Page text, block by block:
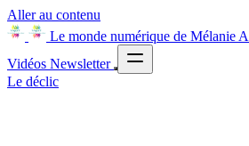
Aller au contenu
Le monde numérique de Mélanie
Vidéos Newsletter
Le déclic